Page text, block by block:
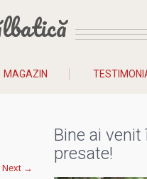
MAGAZIN
Next →
Bine ai
presate!